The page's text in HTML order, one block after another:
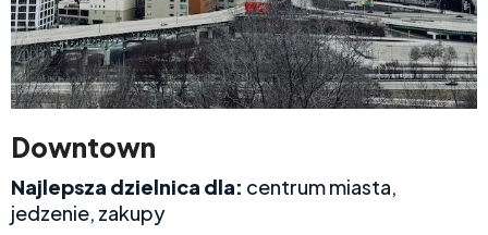
Downtown
Najlepsza dzielnica dla: centrum miasta,
jedzenie, zakupy